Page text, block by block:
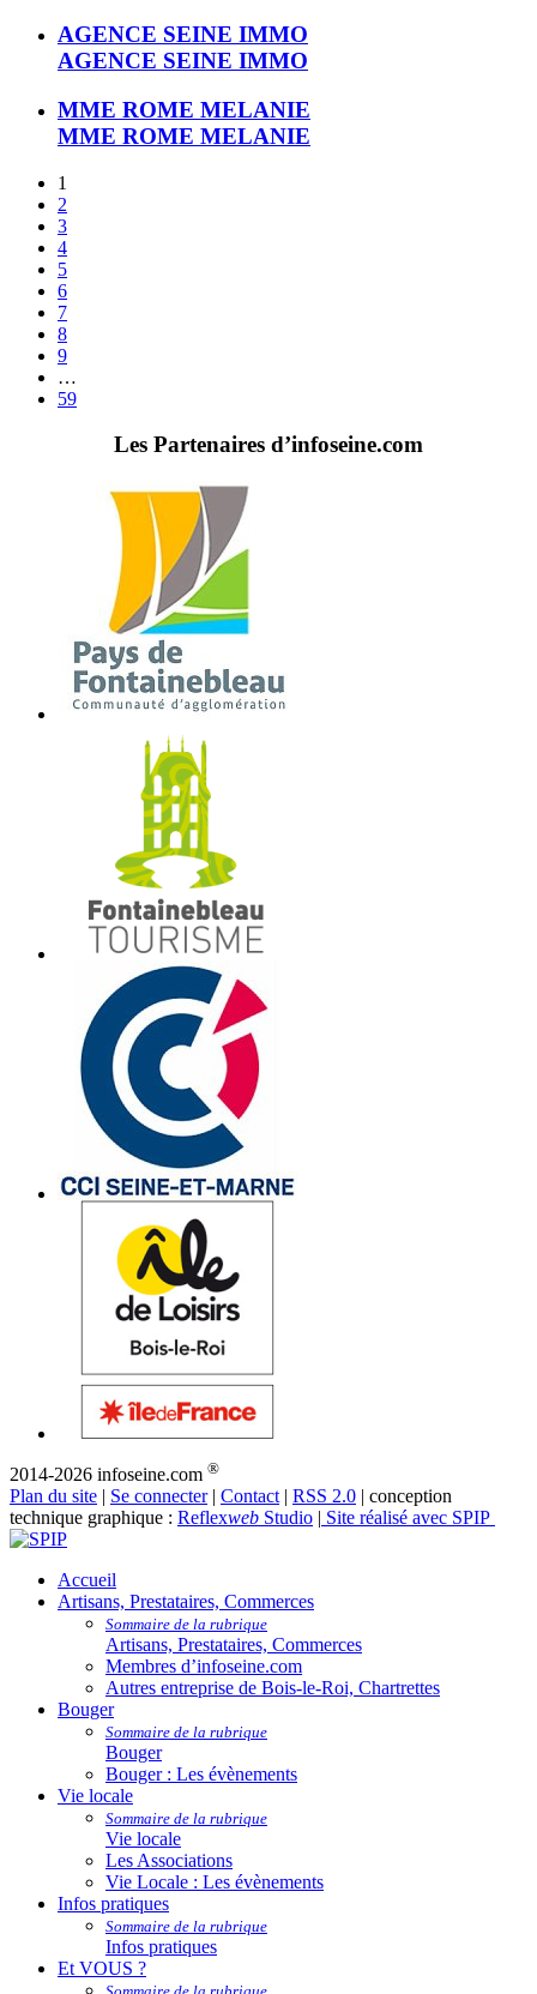
AGENCE SEINE IMMO
AGENCE SEINE IMMO
MME ROME MELANIE
MME ROME MELANIE
1
2
3
4
5
6
7
8
9
…
59
Les Partenaires d’infoseine.com
2014-2026 infoseine.com ®
Plan du site | Se connecter| Contact | RSS 2.0 | conception
technique graphique : Reflexweb Studio | Site réalisé avec SPIP
Accueil
Artisans, Prestataires, Commerces
Sommaire de la rubrique
Artisans, Prestataires, Commerces
Membres d’infoseine.com
Autres entreprise de Bois-le-Roi, Chartrettes
Bouger
Sommaire de la rubrique
Bouger
Bouger : Les évènements
Vie locale
Sommaire de la rubrique
Vie locale
Les Associations
Vie Locale : Les évènements
Infos pratiques
Sommaire de la rubrique
Infos pratiques
Et VOUS ?